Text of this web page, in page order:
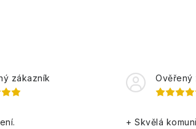
zákazník Ověřený
+ Skvělá